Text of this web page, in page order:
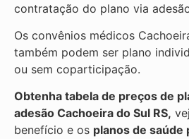
contratação do plano via
Os convênios médicos
também podem ser plano
ou sem coparticipação.
Obtenha tabela de preços de
adesão Cachoeira do Sul RS,
benefício e os planos de saúde